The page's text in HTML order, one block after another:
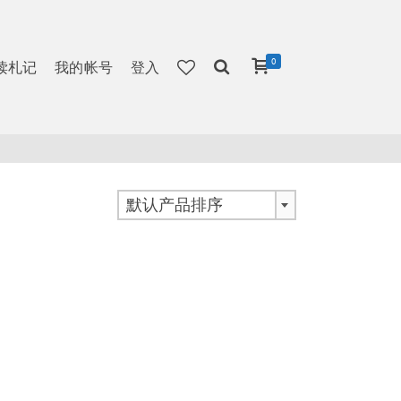
札记 我的帐号 登入 0
默认产品排序